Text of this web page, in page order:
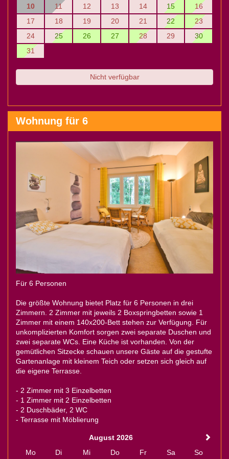
10 11 12 13 14 15
16
17
18 19 20 21 22
23
24
25 26 27 28 29
30
31
Nicht verfügbar
Wohnung für 6
Für 6 Personen
Die größte Wohnung bietet Platz für 6 Personen in drei
Zimmern. 2 Zimmer mit jeweils 2 Boxspringbetten sowie 1
Zimmer mit einem 140x200-Bett stehen zur Verfügung. Für
unkomplizierten Komfort sorgen zwei separate Duschen und
zwei separate WCs. Eine Küche ist vorhanden. Von der
gemütlichen Sitzecke schauen unsere Gäste auf die gestufte
Gartenanlage mit kleinem Teich oder setzen sich gleich auf
die eigene Terrasse.
- 2 Zimmer mit 3 Einzelbetten
- 1 Zimmer mit 2 Einzelbetten
- 2 Duschbäder, 2 WC
- Terrasse mit Möblierung
August 2026
Mo
Di Mi Do Fr Sa So